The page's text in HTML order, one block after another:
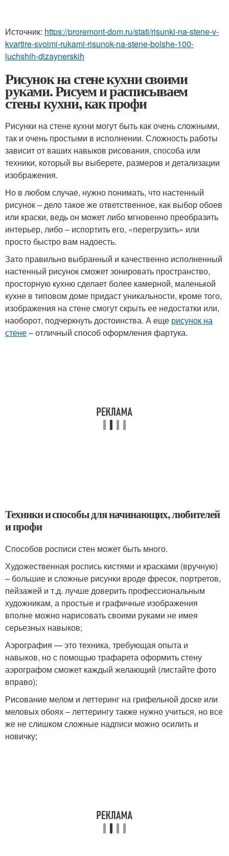
Источник: https://proremont-dom.ru/stati/risunki-na-stene-v-
kvartire-svoimi-rukami-risunok-na-stene-bolshe-100-
luchshih-dizaynerskih
Рисунок на стене кухни своими
руками. Рисуем и расписываем
стены кухни, как профи
Рисунки на стене кухни могут быть как очень сложными,
так и очень простыми в исполнении. Сложность работы
зависит от ваших навыков рисования, способа или
техники, который вы выберете, размеров и детализации
изображения.
Но в любом случае, нужно понимать, что настенный
рисунок – дело такое же ответственное, как выбор обоев
или краски, ведь он может либо мгновенно преобразить
интерьер, либо – испортить его, «перегрузить» или
просто быстро вам надоесть.
Зато правильно выбранный и качественно исполненный
настенный рисунок сможет зонировать пространство,
просторную кухню сделает более камерной, маленькой
кухне в типовом доме придаст уникальности, кроме того,
изображения на стене смогут скрыть ее недостатки или,
наоборот, подчеркнуть достоинства. А еще рисунок на
стене– отличный способ оформления фартука.
Техники и способы для начинающих, любителей
и профи
Способов росписи стен может быть много.
Художественная роспись кистями и красками (вручную)
– большие и сложные рисунки вроде фресок, портретов,
пейзажей и т.д. лучше доверить профессиональным
художникам, а простые и графичные изображения
вполне можно нарисовать своими руками не имея
серьезных навыков;
Аэрография — это техника, требующая опыта и
навыков, но с помощью трафарета оформить стену
аэрографом сможет каждый желающий (листайте фото
вправо);
Рисование мелом и леттеринг на грифельной доске или
меловых обоях – леттерингу также нужно учиться, но все
же не слишком сложные надписи можно осилить и
новичку;